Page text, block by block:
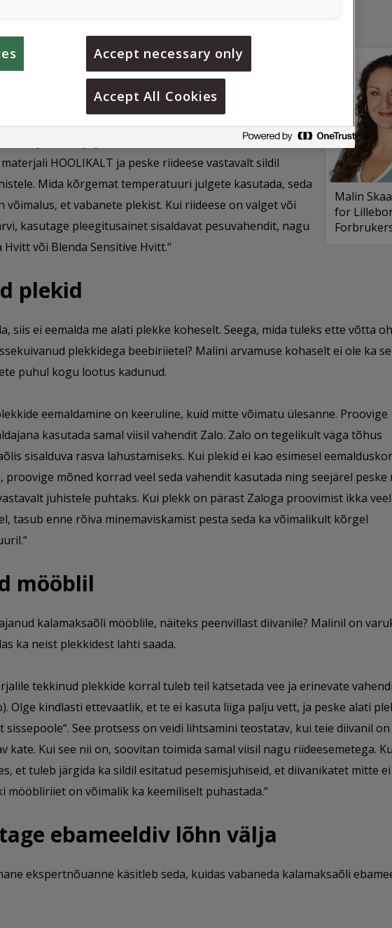
Malin
for
juht Malin Skaar selgitab, et oluline on
kalaõliplekid nii kiiresti kui võimalik.
sisse ja jätke umbes 20 minutiks seisma.
HOOLIKALT ja peske riideese vastavalt sildil
Mida kõrgemat temperatuuri julgete kasutada, seda
võimalus, et vabanete plekist. Kui riideese on valget või
kasutage pleegitusainet sisaldavat pesuvahendit, nagu
või Blenda Sensitive Hvitt.“
plekid
siis ei eemalda me alati plekke koheselt. Seega, mida tuleks ette võtta
plekkidega beebiriietel? Malini arvamuse kohaselt ei ole ka
puhul kogu lootus kadunud.
eemaldamine on keeruline, kuid mitte võimatu ülesanne. Proovige
kasutada samal viisil vahendit Zalo. Zalo on tegelikult väga tõhus
sisalduva rasva lahustamiseks. Kui plekid ei kao esimesel
proovige mõned korrad veel seda vahendit kasutada ning seejärel peske
juhistele puhtaks. Kui plekk on pärast Zaloga proovimist ikka veel
tasub enne rõiva minemaviskamist pesta seda ka võimalikult kõrgel
mööblil
kalamaksaõli mööblile, näiteks peenvillast diivanile? Malinil on
ka neist plekkidest lahti saada.
tekkinud plekkide korral tuleb teil katsetada vee ja erinevate
Olge kindlasti ettevaatlik, et te ei kasuta liiga palju vett, ja peske alati
sissepoole“. See protsess on veidi lihtsamini teostatav, kui teie diivanil on
kate. Kui see nii on, soovitan toimida samal viisil nagu riideesemetega.
et tuleb järgida ka sildil esitatud pesemisjuhiseid, et diivanikatet mitte
mööbliriiet on võimalik ka keemiliselt puhastada.“
ebameeldiv lõhn välja
ekspertnõuanne käsitleb seda, kuidas vabaneda kalamaksaõli
Accept necessary only
Accept All Cookies